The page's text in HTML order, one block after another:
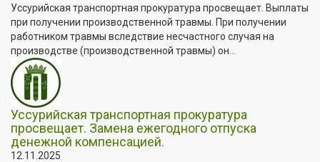
Уссурийская транспортная прокуратура просвещает. Выплаты
при получении производственной травмы. При получении
работником травмы вследствие несчастного случая на
производстве (производственной травмы) он...
Уссурийская транспортная прокуратура
просвещает. Замена ежегодного отпуска
денежной компенсацией.
12.11.2025